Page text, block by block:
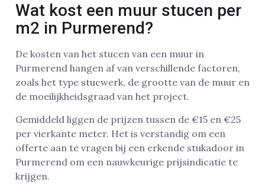
Wat kost een muur stucen per
m2 in Purmerend?
De kosten van het stucen van een muur in
Purmerend hangen af van verschillende factoren,
zoals het type stucwerk, de grootte van de muur en
de moeilijkheidsgraad van het project.
Gemiddeld liggen de prijzen tussen de €15 en €25
per vierkante meter. Het is verstandig om een
offerte aan te vragen bij een erkende stukadoor in
Purmerend om een nauwkeurige prijsindicatie te
krijgen.